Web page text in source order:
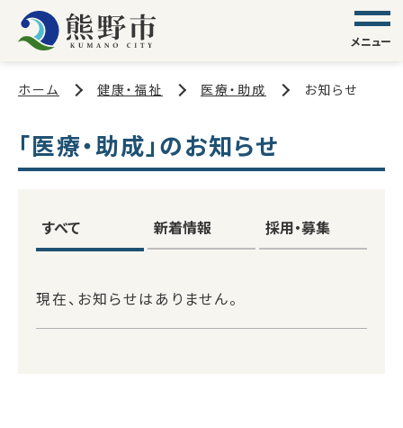
メニュー
ホーム 健康・福祉 医療・助成 お知らせ
「医療・助成」のお知らせ
すべて 新着情報 採用・募集
現在、お知らせはありません。